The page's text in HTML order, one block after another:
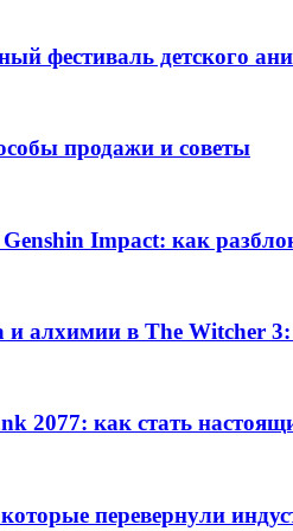
фестиваль детского
продажи и советы
Impact: как
и алхимии в The Witcher
2077: как стать
перевернули